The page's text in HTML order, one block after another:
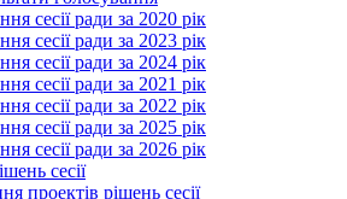
сесії ради за 2020 рік
сесії ради за 2023 рік
сесії ради за 2024 рік
сесії ради за 2021 рік
сесії ради за 2022 рік
сесії ради за 2025 рік
сесії ради за 2026 рік
сесії
проектів рішень сесії